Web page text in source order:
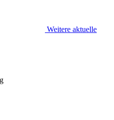
Weitere aktuelle